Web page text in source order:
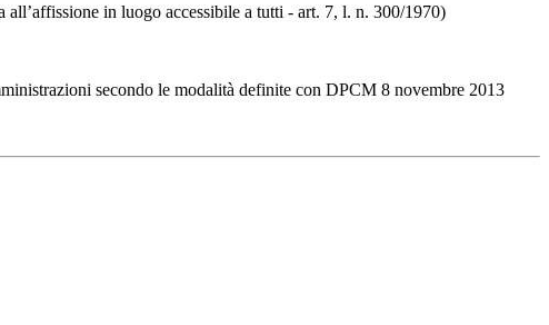
in luogo accessibile a tutti - art. 7, l. n. 300/1970)
secondo le modalità definite con DPCM 8 novembre 2013